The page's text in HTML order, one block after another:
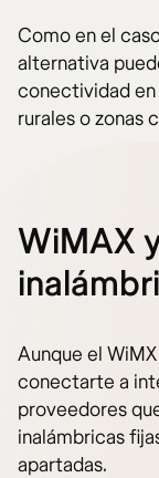
Como en el
alternativa
conectividad
rurales o zonas
WiMAX
Aunque el
conectarte a
proveedores
inalámbricas
apartadas.